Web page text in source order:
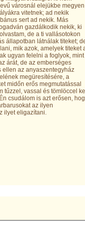
városnál elejükbe megyen
vitetnek; ad nekik
sert ad nekik. Más
gazdálkodik nekik, ki
de a ti vallásotokon
állapotban látnálak titeket;
mik azok, amelyek titeket
ugyan felelni a foglyok, mint
árát, de az emberséges
ellen az anyaszentegyház
megüresítésére, a
midőn erős megmutatással
vassal és tömlöccel kell
csudálom is azt erősen,
az ilyen
ilyet eligazítani.